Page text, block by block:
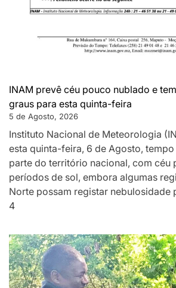
INAM prevê céu pouco nublado e
graus para esta quinta-feira
5 de Agosto, 2026
Instituto Nacional de Meteorologia
esta quinta-feira, 6 de Agosto,
parte do território nacional, com céu
períodos de sol, embora algumas
Norte possam registar nebulosidade
4